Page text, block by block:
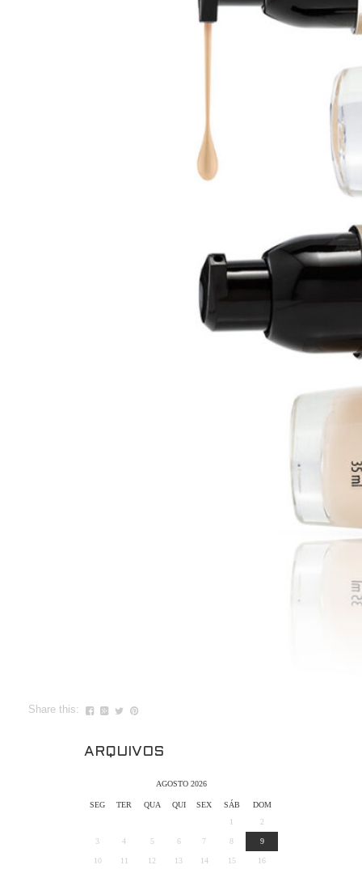
Share this:
ARQUIVOS
AGOSTO 2026
SEG TER QUA QUI SEX SÁB
DOM
1
2
3 4 5 6 7 8 9
10 11 12 13 14 15 16